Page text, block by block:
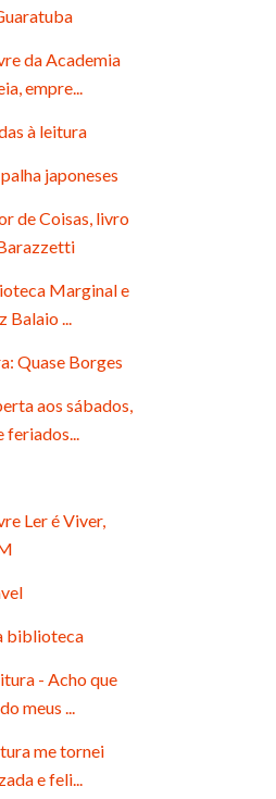
da Academia
empre...
à leitura
japoneses
de Coisas, livro
Marginal e
Balaio ...
Quase Borges
aos sábados,
feriados...
Ler é Viver,
biblioteca
- Acho que
meus ...
me tornei
e feli...